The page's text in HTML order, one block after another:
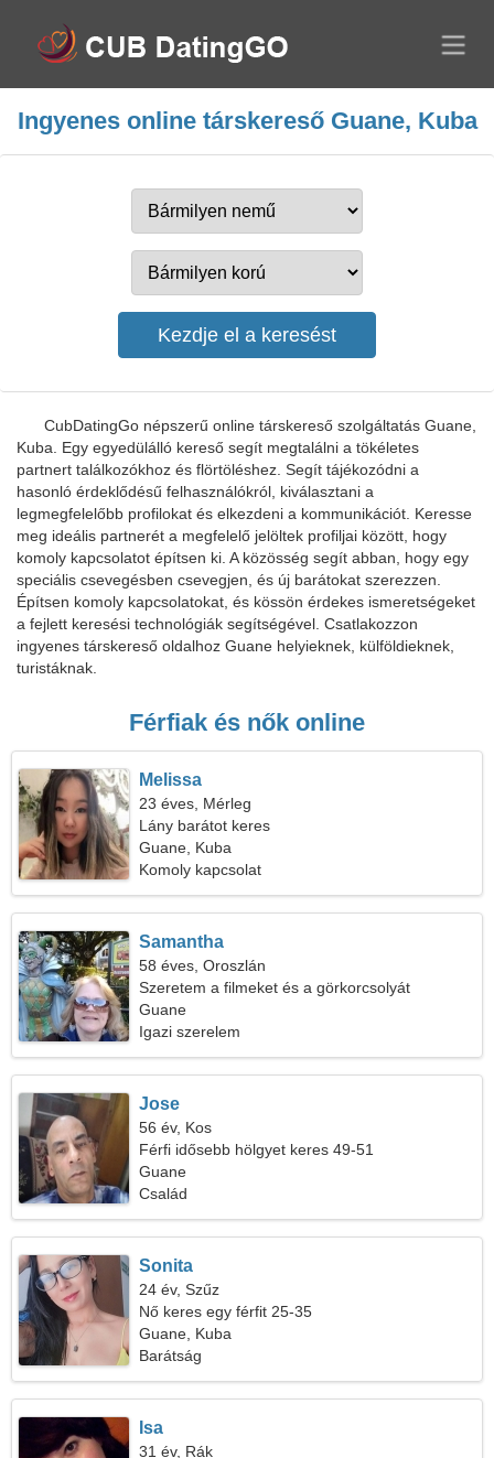
Ingyenes online társkereső Guane, Kuba
CubDatingGo népszerű online társkereső szolgáltatás Guane,
Kuba. Egy egyedülálló kereső segít megtalálni a tökéletes
partnert találkozókhoz és flörtöléshez. Segít tájékozódni a
hasonló érdeklődésű felhasználókról, kiválasztani a
legmegfelelőbb profilokat és elkezdeni a kommunikációt. Keresse
meg ideális partnerét a megfelelő jelöltek profiljai között, hogy
komoly kapcsolatot építsen ki. A közösség segít abban, hogy egy
speciális csevegésben csevegjen, és új barátokat szerezzen.
Építsen komoly kapcsolatokat, és kössön érdekes ismeretségeket
a fejlett keresési technológiák segítségével. Csatlakozzon
ingyenes társkereső oldalhoz Guane helyieknek, külföldieknek,
turistáknak.
Férfiak és nők online
Melissa
23 éves, Mérleg
Lány barátot keres
Guane, Kuba
Komoly kapcsolat
Samantha
58 éves, Oroszlán
Szeretem a filmeket és a görkorcsolyát
Guane
Igazi szerelem
Jose
56 év, Kos
Férfi idősebb hölgyet keres 49-51
Guane
Család
Sonita
24 év, Szűz
Nő keres egy férfit 25-35
Guane, Kuba
Barátság
Isa
31 év, Rák